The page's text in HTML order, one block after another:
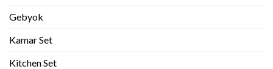
Gebyok
Kamar Set
Kitchen Set